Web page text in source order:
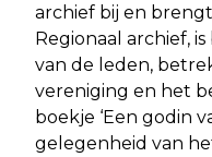
archief bij en
Regionaal archief,
van de leden,
vereniging en het
boekje ‘Een godin
gelegenheid van